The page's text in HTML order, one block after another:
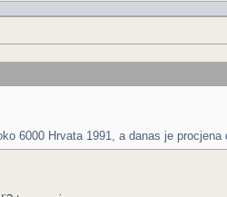
6000 Hrvata 1991, a danas je